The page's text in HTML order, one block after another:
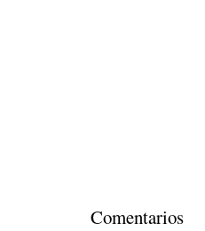
Comentarios